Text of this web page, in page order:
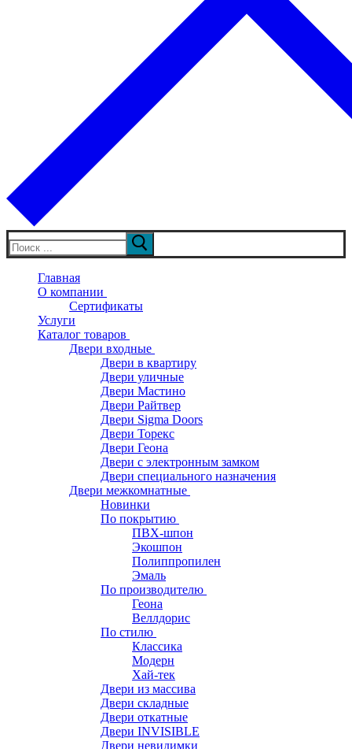
Искать:
Главная
О компании
Сертификаты
Услуги
Каталог товаров
Двери входные
Двери в квартиру
Двери уличные
Двери Мастино
Двери Райтвер
Двери Sigma Doors
Двери Торекс
Двери Геона
Двери с электронным замком
Двери специального назначения
Двери межкомнатные
Новинки
По покрытию
ПВХ-шпон
Экошпон
Полиппропилен
Эмаль
По производителю
Геона
Веллдорис
По стилю
Классика
Модерн
Хай-тек
Двери из массива
Двери складные
Двери откатные
Двери INVISIBLE
Двери невидимки